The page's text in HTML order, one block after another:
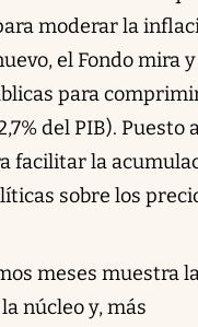
moderar la
el Fondo mira y
para
del PIB). Puesto
facilitar la
sobre los
meses muestra
núcleo y, más